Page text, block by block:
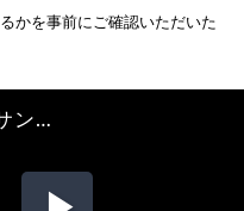
かを事前にご確認いただいた